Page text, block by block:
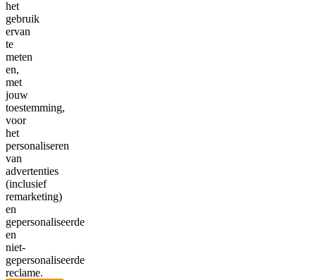
het
gebruik
ervan
te
meten
en,
met
jouw
toestemming,
voor
het
personaliseren
van
advertenties
(inclusief
remarketing)
en
gepersonaliseerde
en
niet-
gepersonaliseerde
reclame.